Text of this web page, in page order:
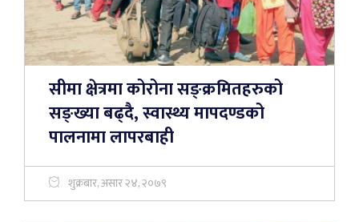
सीमा क्षेत्रमा कोरोना सङ्क्रमितहरुको
सङ्ख्या बढ्दै, स्वास्थ्य मापदण्डको
पालनामा लापरबाही
शुक्रबार, असार २४, २०७९